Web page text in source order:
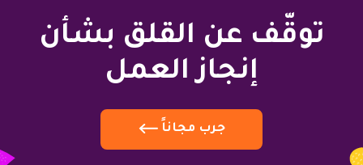
توقّف عن القلق بشأن
إنجاز العمل
جرب مجاناً